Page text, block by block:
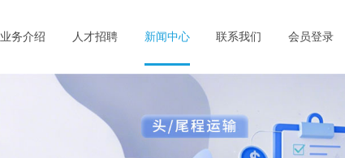
业务介绍 人才招聘 新闻中心 联系我们 会员登录